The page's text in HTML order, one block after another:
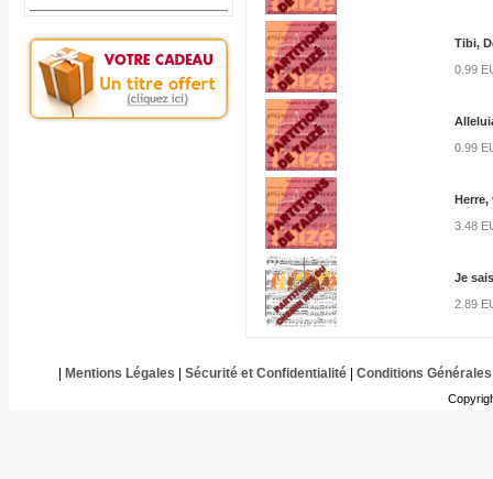
Tibi,
0.99
0.99
Herre,
3.48
Je
2.89
Mentions Légales Sécurité et Confidentialité| Conditions Générales